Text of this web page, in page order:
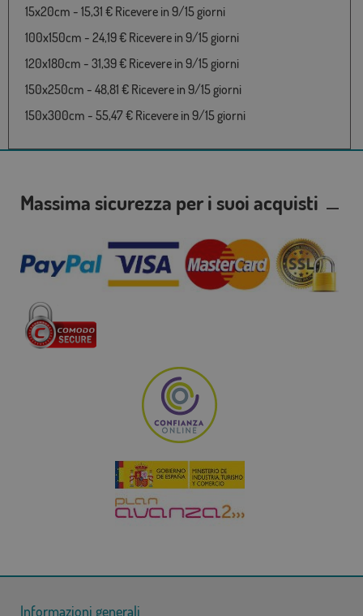
15x20cm - 15,31 € Ricevere in 9/15 giorni
100x150cm - 24,19 € Ricevere in 9/15 giorni
120x180cm - 31,39 € Ricevere in 9/15 giorni
150x250cm - 48,81 € Ricevere in 9/15 giorni
150x300cm - 55,47 € Ricevere in 9/15 giorni
Massima sicurezza per i suoi acquisti
Informazioni generali